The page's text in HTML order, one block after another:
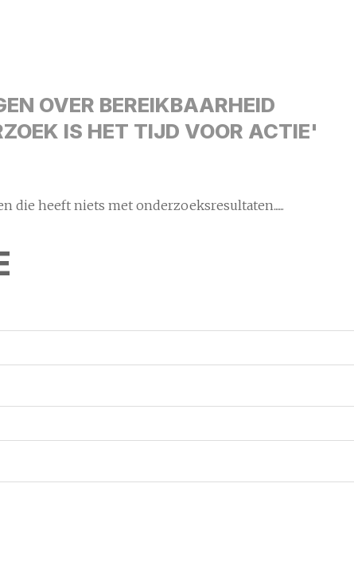
OVER BEREIKBAARHEID
IS HET TIJD VOOR ACTIE'
die heeft niets met onderzoeksresultaten......